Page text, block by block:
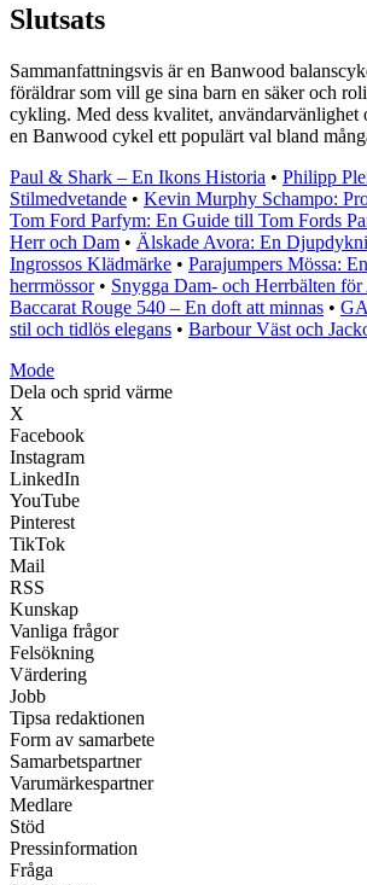
Slutsats
Sammanfattningsvis är en Banwood
föräldrar som vill ge sina barn en säker och
cykling. Med dess kvalitet, användarvänlighet
en Banwood cykel ett populärt val bland
Paul & Shark – En Ikons Historia • Philipp
Stilmedvetande • Kevin Murphy Schampo:
Tom Ford Parfym: En Guide till Tom Fords
Herr och Dam • Älskade Avora: En
Ingrossos Klädmärke • Parajumpers Mössa:
herrmössor• Snygga Dam- och Herrbälten
Baccarat Rouge 540 – En doft att minnas •
stil och tidlös elegans • Barbour Väst och
Mode
Dela och sprid värme
X
Facebook
Instagram
LinkedIn
YouTube
Pinterest
TikTok
Mail
RSS
Kunskap
Vanliga frågor
Felsökning
Värdering
Jobb
Tipsa redaktionen
Form av samarbete
Samarbetspartner
Varumärkespartner
Medlare
Stöd
Pressinformation
Fråga